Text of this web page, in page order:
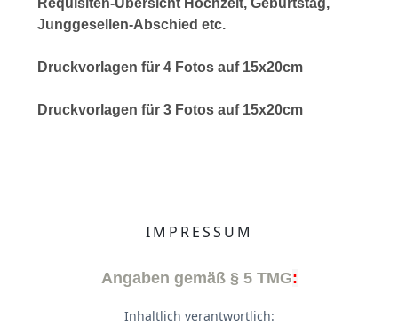
Requisiten-Übersicht Hochzeit, Geburtstag,
Junggesellen-Abschied etc.
Druckvorlagen für 4 Fotos auf 15x20cm
Druckvorlagen für 3 Fotos auf 15x20cm
IMPRESSUM
Angaben gemäß § 5 TMG:
Inhaltlich verantwortlich: